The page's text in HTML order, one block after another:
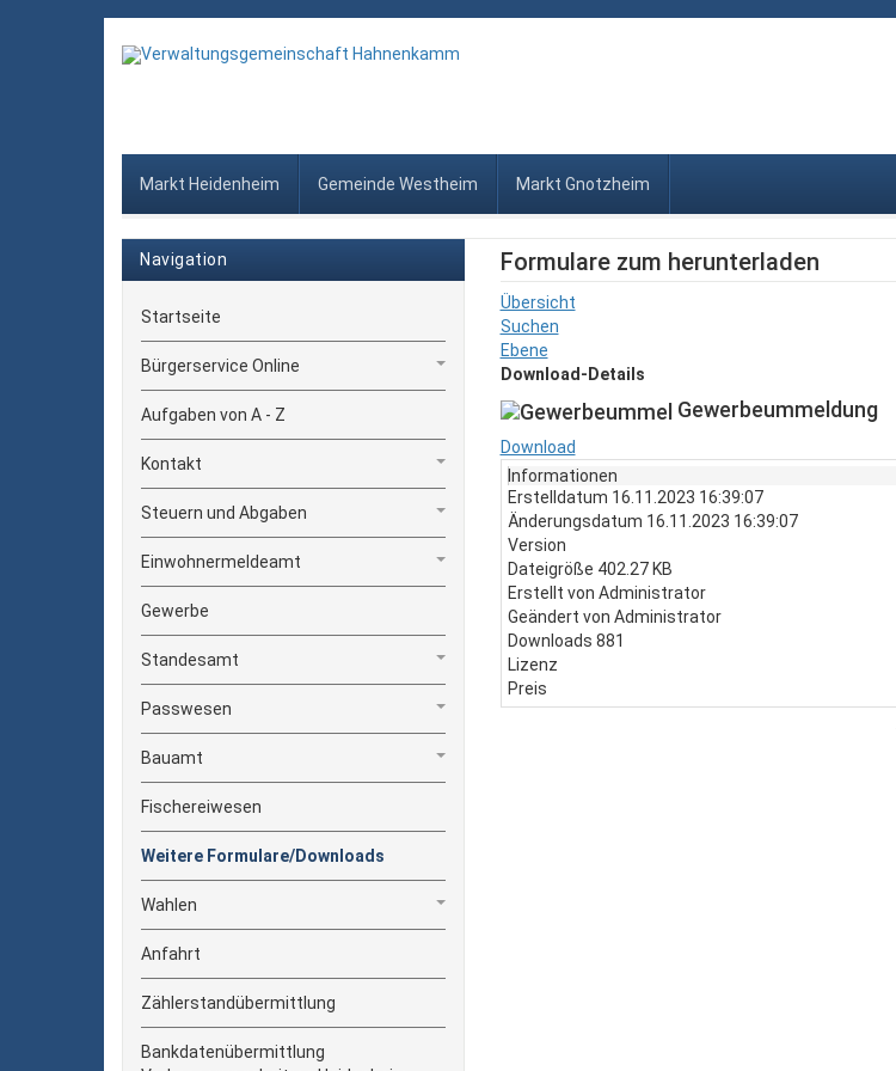
Markt Heidenheim Gemeinde Westheim Markt Gnotzheim
Formulare zum herunterladen
Übersicht
Suchen
Ebene
Download-Details
Gewerbeummeldung
Download
Informationen
Erstelldatum 16.11.2023 16:39:07
Änderungsdatum 16.11.2023 16:39:07
Version
Dateigröße 402.27 KB
Erstellt von Administrator
Geändert von Administrator
Downloads 881
Lizenz
Preis
Navigation
Startseite
Bürgerservice Online
Aufgaben von A - Z
Kontakt
Steuern und Abgaben
Einwohnermeldeamt
Gewerbe
Standesamt
Passwesen
Bauamt
Fischereiwesen
Weitere Formulare/Downloads
Wahlen
Anfahrt
Zählerstandübermittlung
Bankdatenübermittlung